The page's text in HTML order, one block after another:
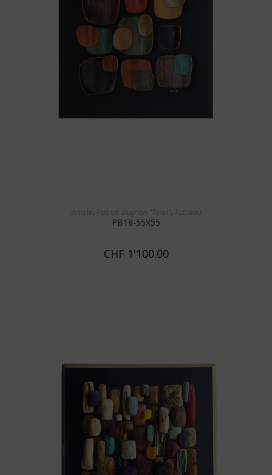
AJOUTER AU PANIER
Artiste, Patrick Bugnon "Tolet", Tableau
PB18-55X55
CHF 1'100.00